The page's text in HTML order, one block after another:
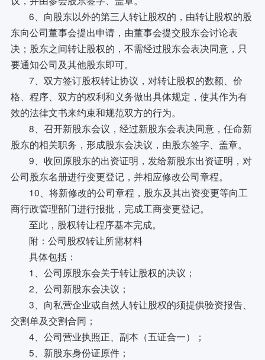
6、向股东以外的第三人转让股权的，由转让股权的股
东向公司董事会提出申请，由董事会提交股东会讨论表
决；股东之间转让股权的，不需经过股东会表决同意，只
要通知公司及其他股东即可。
7、双方签订股权转让协议，对转让股权的数额、价
格、程序、双方的权利和义务做出具体规定，使其作为有
效的法律文书来约束和规范双方的行为。
8、召开新股东会议，经过新股东会表决同意，任命新
股东的相关职务，形成股东会决议，由股东签字、盖章。
9、收回原股东的出资证明，发给新股东出资证明，对
公司股东名册进行变更登记，并相应修改公司章程。
10、将新修改的公司章程，股东及其出资变更等向工
商行政管理部门进行报批，完成工商变更登记。
至此，股权转让程序基本完成。
附：公司股权转让所需材料
具体包括：
1、公司原股东会关于转让股权的决议；
2、公司新股东会决议；
3、向私营企业或自然人转让股权的须提供验资报告、
交割单及交割合同；
4、公司营业执照正、副本（五证合一）；
5、新股东身份证原件；